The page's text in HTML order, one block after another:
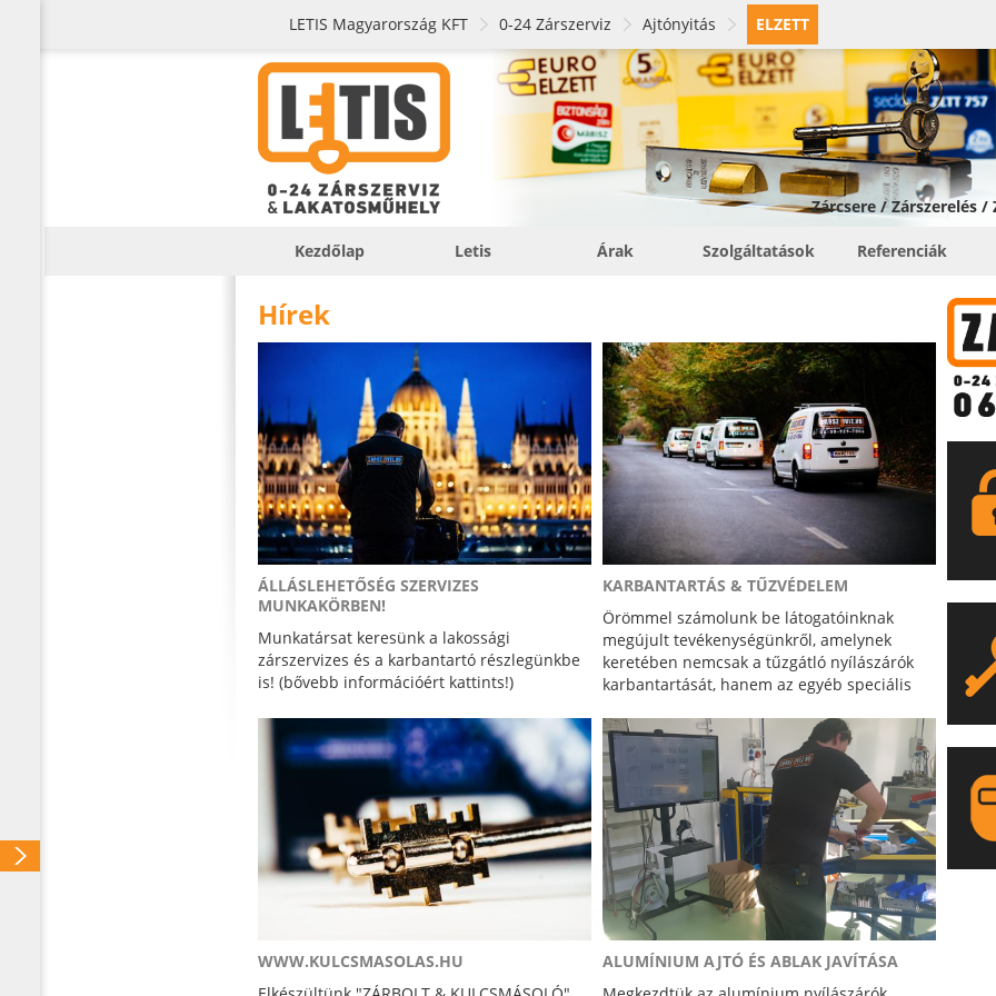
LETIS Magyarország KFT 0-24 Zárszerviz Ajtónyitás ELZETT
Zárcsere / Zárszerelés
Kezdőlap Letis Árak Szolgáltatások Referenciák
Hírek
ÁLLÁSLEHETŐSÉG SZERVIZES
MUNKAKÖRBEN!
Munkatársat keresünk a lakossági
zárszervizes és a karbantartó részlegünkbe
is! (bővebb információért kattints!)
KARBANTARTÁS & TŰZVÉDELEM
Örömmel számolunk be látogatóinknak
megújult tevékenységünkről, amelynek
keretében nemcsak a tűzgátló nyílászárók
karbantartását, hanem az egyéb speciális
szerelvényezési feladatokat is elvégezzük.
WWW.KULCSMASOLAS.HU
ALUMÍNIUM AJTÓ ÉS ABLAK JAVÍTÁSA